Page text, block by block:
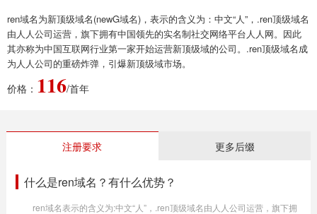
ren域名为新顶级域名(newG域名)，表示的含义为：中文“人”，.ren顶级域名
由人人公司运营，旗下拥有中国领先的实名制社交网络平台人人网。因此
其亦称为中国互联网行业第一家开始运营新顶级域的公司。.ren顶级域名成
为人人公司的重磅炸弹，引爆新顶级域市场。
价格： 116/首年
注册要求 更多后缀
什么是ren域名？有什么优势？
ren域名表示的含义为:中文“人”，.ren顶级域名由人人公司运营，旗下拥